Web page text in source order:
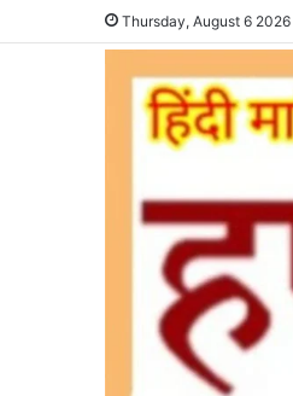
Thursday, August 6 2026